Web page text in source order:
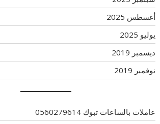
أغسطس 2025
يوليو 2025
ديسمبر 2019
نوفمبر 2019
عاملات بالساعات تبوك 0560279614